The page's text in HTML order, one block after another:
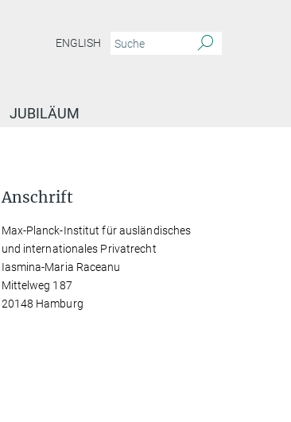
ENGLISH
JUBILÄUM
Anschrift
Max-Planck-Institut für ausländisches
und internationales Privatrecht
Iasmina-Maria Raceanu
Mittelweg 187
20148 Hamburg